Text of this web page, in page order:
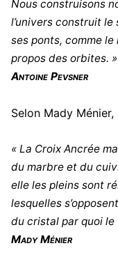
Nous construisons
l’univers construit le
ses ponts, comme
propos des orbites. »
Antoine Pevsner
Selon Mady
« La Croix Ancrée
du marbre et du
elle les pleins sont
lesquelles
du cristal par quoi le
Mady Ménier